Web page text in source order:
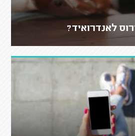
לאנדרואיד?